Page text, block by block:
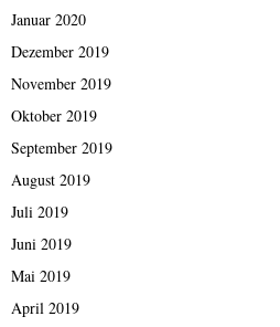
Januar 2020
Dezember 2019
November 2019
Oktober 2019
September 2019
August 2019
Juli 2019
Juni 2019
Mai 2019
April 2019